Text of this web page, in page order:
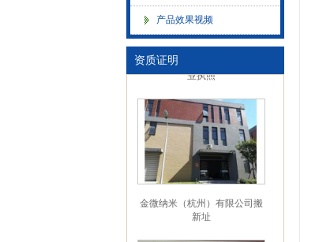
产品效果视频
资质证明
新址